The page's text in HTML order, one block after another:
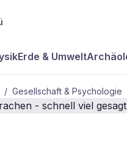
Erde & Umwelt
/ Gesellschaft & Psychologie